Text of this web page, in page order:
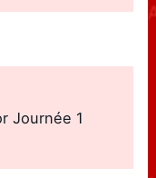
Journée 1